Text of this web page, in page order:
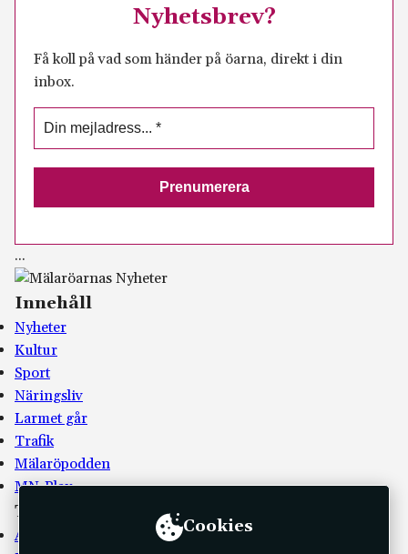
Nyhetsbrev?
Få koll på vad som händer på öarna, direkt i din
inbox.
...
Innehåll
Nyheter
Kultur
Sport
Näringsliv
Larmet går
Trafik
Mälaröpodden
MN-Play
Tidningen
Annonsera
Cookies